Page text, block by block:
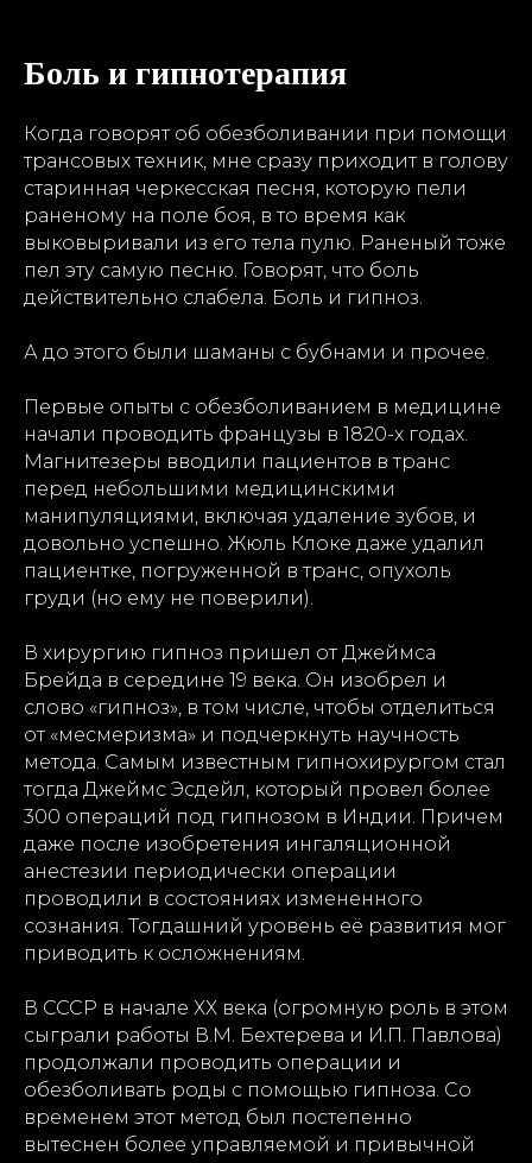
Боль и гипнотерапия
Когда говорят об обезболивании при помощи
трансовых техник, мне сразу приходит в голову
старинная черкесская песня, которую пели
раненому на поле боя, в то время как
выковыривали из его тела пулю. Раненый тоже
пел эту самую песню. Говорят, что боль
действительно слабела. Боль и гипноз.
А до этого были шаманы с бубнами и прочее.
Первые опыты с обезболиванием в медицине
начали проводить французы в 1820-х годах.
Магнитезеры вводили пациентов в транс
перед небольшими медицинскими
манипуляциями, включая удаление зубов, и
довольно успешно. Жюль Клоке даже удалил
пациентке, погруженной в транс, опухоль
груди (но ему не поверили).
В хирургию гипноз пришел от Джеймса
Брейда в середине 19 века. Он изобрел и
слово «гипноз», в том числе, чтобы отделиться
от «месмеризма» и подчеркнуть научность
метода. Самым известным гипнохирургом стал
тогда Джеймс Эсдейл, который провел более
300 операций под гипнозом в Индии. Причем
даже после изобретения ингаляционной
анестезии периодически операции
проводили в состояниях измененного
сознания. Тогдашний уровень её развития мог
приводить к осложнениям.
В СССР в начале ХХ века (огромную роль в этом
сыграли работы В.М. Бехтерева и И.П. Павлова)
продолжали проводить операции и
обезболивать роды с помощью гипноза. Со
временем этот метод был постепенно
вытеснен более управляемой и привычной